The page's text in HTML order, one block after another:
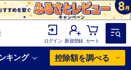
ログイン 新規登録 カート
キング 控除額を調べる